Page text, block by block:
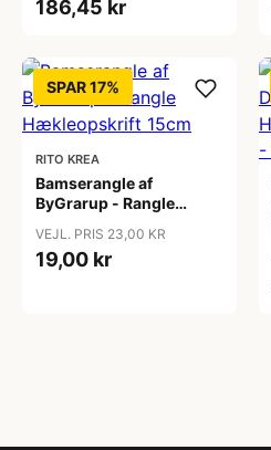
186,45 kr
SPAR 17%
RITO KREA
Bamserangle af
ByGrarup - Rangle
VEJL. PRIS 23,00 KR
19,00 kr